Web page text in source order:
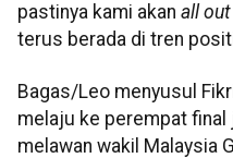
pastinya kami akan all out
terus berada di tren
Bagas/Leo menyusul
melaju ke perempat
melawan wakil Malaysia